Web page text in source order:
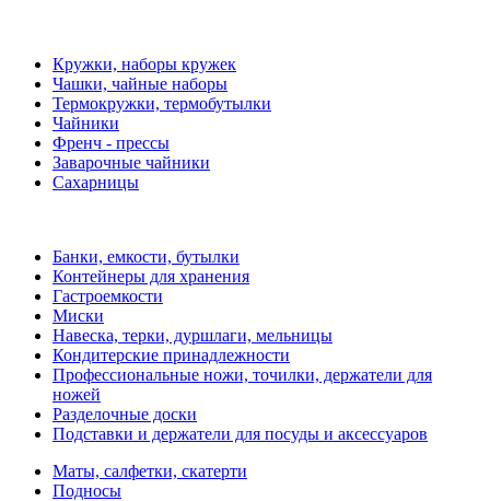
Кружки, наборы кружек
Чашки, чайные наборы
Термокружки, термобутылки
Чайники
Френч - прессы
Заварочные чайники
Сахарницы
Банки, емкости, бутылки
Контейнеры для хранения
Гастроемкости
Миски
Навеска, терки, дуршлаги, мельницы
Кондитерские принадлежности
Профессиональные ножи, точилки, держатели для
ножей
Разделочные доски
Подставки и держатели для посуды и аксессуаров
Маты, салфетки, скатерти
Подносы